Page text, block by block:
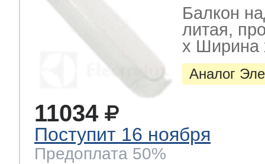
Балкон
литая,
х Ширина
Аналог
11034
Поступит 16 ноября
Предоплата 50%